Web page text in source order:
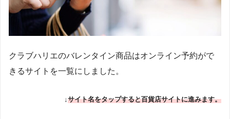
クラブハリエのバレンタイン商品はオンライン予約がで
きるサイトを一覧にしました。
↓ サイト名をタップすると百貨店サイトに進みます。